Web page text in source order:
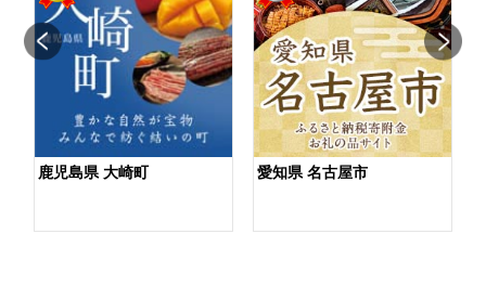
鹿児島県 大崎町 愛知県 名古屋市